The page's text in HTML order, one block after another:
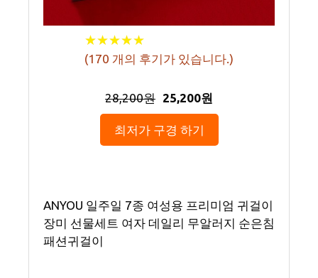
★★★★★
★★★★★
(170 개의 후기가 있습니다.)
28,200원 25,200원
최저가 구경 하기
ANYOU 일주일 7종 여성용 프리미엄 귀걸이
장미 선물세트 여자 데일리 무알러지 순은침
패션귀걸이